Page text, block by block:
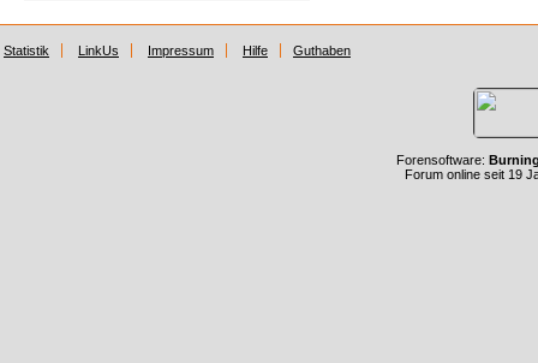
Statistik LinkUs Impressum Hilfe Guthaben
Forensoftware:
Forum online seit 19